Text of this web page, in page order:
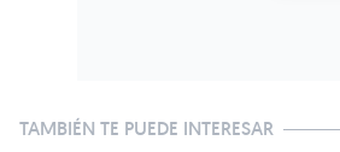
TAMBIÉN TE PUEDE INTERESAR